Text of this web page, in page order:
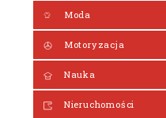
Moda
Motoryzacja
Nauka
Nieruchomości